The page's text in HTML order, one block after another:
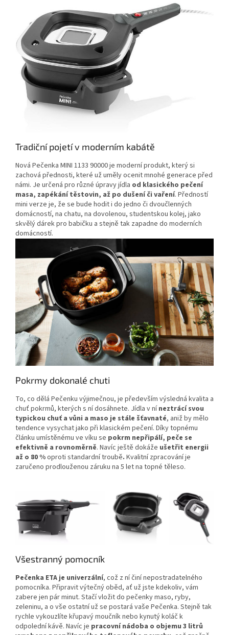
Tradiční pojetí v moderním kabátě
Nová Pečenka MINI 1133 90000 je moderní produkt, který si
zachová přednosti, které už uměly ocenit mnohé generace před
námi. Je určená pro různé úpravy jídla od klasického pečení
masa, zapékání těstovin, až po dušení či vaření. Předností
mini verze je, že se bude hodit i do jedno či dvoučlenných
domácností, na chatu, na dovolenou, studentskou kolej, jako
skvělý dárek pro babičku a stejně tak zapadne do moderních
domácností.
Pokrmy dokonalé chuti
To, co dělá Pečenku výjimečnou, je především výsledná kvalita a
chuť pokrmů, kterých s ní dosáhnete. Jídla v ní neztrácí svou
typickou chuť a vůni a maso je stále šťavnaté, aniž by mělo
tendence vysychat jako při klasickém pečení. Díky topnému
článku umístěnému ve víku se pokrm nepřipálí, peče se
efektivně a rovnoměrně. Navíc ještě dokáže ušetřit energii
až o 80 %oproti standardní troubě. Kvalitní zpracování je
zaručeno prodlouženou záruku na 5 let na topné těleso.
Všestranný pomocník
Pečenka ETA je univerzální, což z ní činí nepostradatelného
pomocníka. Připravit výtečný oběd, ať už jste kdekoliv, vám
zabere jen pár minut. Stačí vložit do pečenky maso, ryby,
zeleninu, a o vše ostatní už se postará vaše Pečenka. Stejně tak
rychle vykouzlíte křupavý moučník nebo kynutý koláč k
odpolední kávě. Navíc je pracovní nádoba o objemu 3 litrů